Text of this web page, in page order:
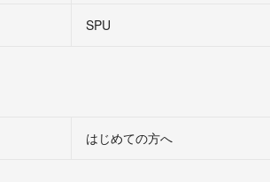
SPU
はじめての方へ